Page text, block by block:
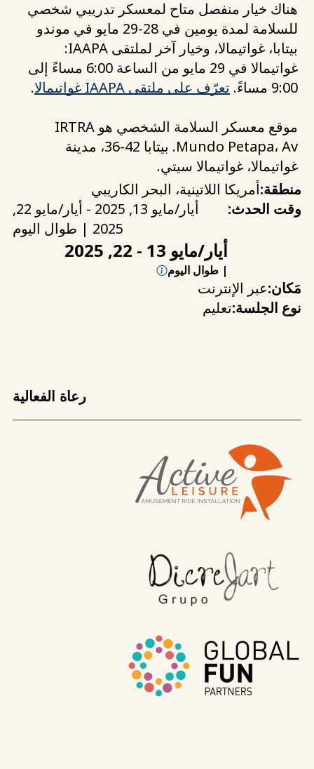
هناك خيار منفصل متاح لمعسكر تدريبي شخصي
للسلامة لمدة يومين في 28-29 مايو في موندو
بيتابا، غواتيمالا، وخيار آخر لملتقى IAAPA:
غواتيمالا في 29 مايو من الساعة 6:00 مساءً إلى
9:00 مساءً.
تعرّف على ملتقى IAAPA غواتيمالا .
موقع معسكر السلامة الشخصي هو IRTRA
Mundo Petapa، Av. بيتابا 42-36، مدينة
غواتيمالا، غواتيمالا سيتي.
منطقة:أمريكا اللاتينية، البحر الكاريبي
وقت الحدث:
أيار/مايو 13, 2025 - أيار/مايو 22,
2025 | طوال اليوم
أيار/مايو 13 - 22, 2025
| طوال اليوم
مَكان:عبر الإنترنت
نوع الجلسة:تعليم
رعاة الفعالية